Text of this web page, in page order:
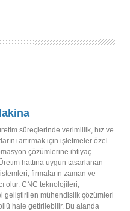
süreçlerinde verimlilik, hız ve
artırmak için işletmeler özel
çözümlerine ihtiyaç
hattına uygun tasarlanan
firmaların zaman ve
olur. CNC teknolojileri,
geliştirilen mühendislik çözümleri
hale getirilebilir. Bu alanda